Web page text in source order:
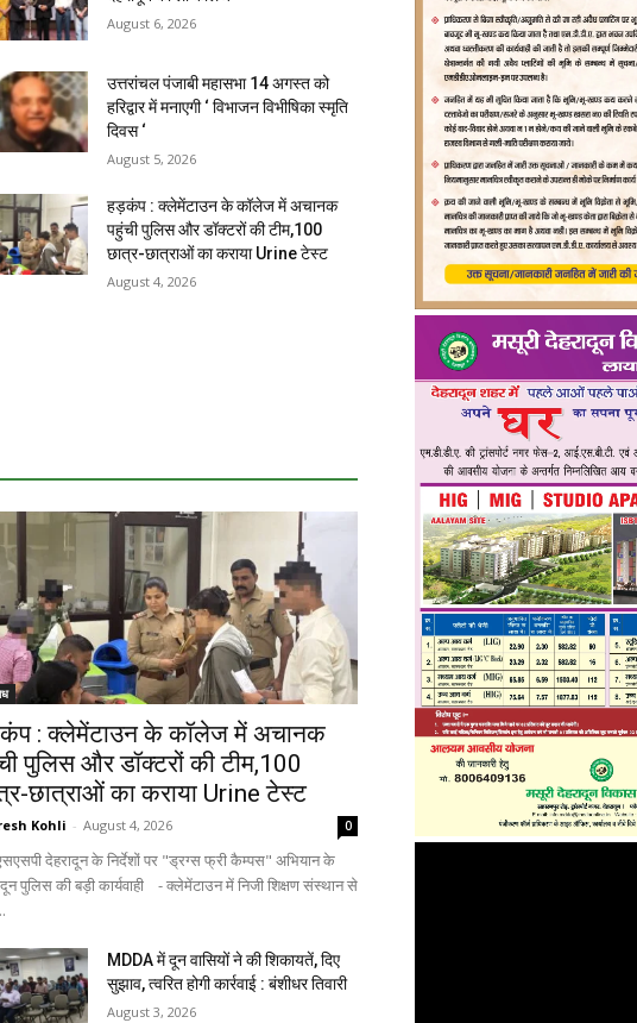
August 6, 2026
उत्तरांचल पंजाबी महासभा 14 अगस्त को
हरिद्वार में मनाएगी ‘ विभाजन विभीषिका स्मृति
दिवस ‘
August 5, 2026
हड़कंप : क्लेमेंटाउन के कॉलेज में अचानक
पहुंची पुलिस और डॉक्टरों की टीम,100
छात्र-छात्राओं का कराया Urine टेस्ट
August 4, 2026
: क्लेमेंटाउन के कॉलेज में अचानक
पुलिस और डॉक्टरों की टीम,100
छात्राओं का कराया Urine टेस्ट
Kohli - August 4, 2026 0
देहरादून के निर्देशों पर "ड्रग्स फ्री कैम्पस" अभियान के
पुलिस की बड़ी कार्यवाही - क्लेमेंटाउन में निजी शिक्षण संस्थान से
MDDA में दून वासियों ने की शिकायतें, दिए
सुझाव, त्वरित होगी कार्रवाई : बंशीधर तिवारी
August 3, 2026